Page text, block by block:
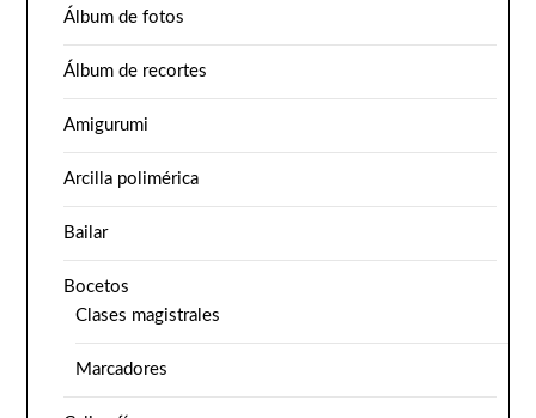
Álbum de fotos
Álbum de recortes
Amigurumi
Arcilla polimérica
Bailar
Bocetos
Clases magistrales
Marcadores